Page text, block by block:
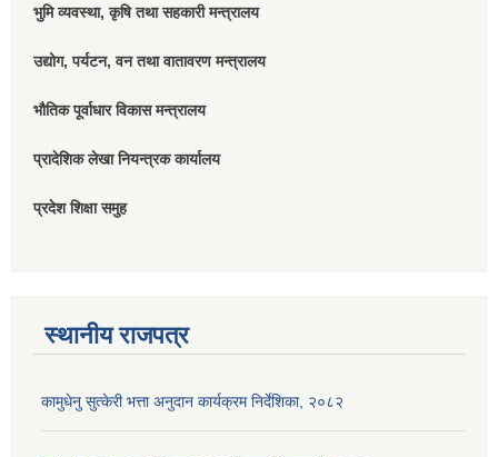
भुमि व्यवस्था, कृषि तथा सहकारी मन्त्रालय
उद्योग, पर्यटन, वन तथा वातावरण मन्त्रालय
भौतिक पूर्वाधार विकास मन्त्रालय
प्रादेशिक लेखा नियन्त्रक कार्यालय
प्रदेश शिक्षा समुह
स्थानीय राजपत्र
कामुधेनु सुत्केरी भत्ता अनुदान कार्यक्रम निर्देशिका, २०८२